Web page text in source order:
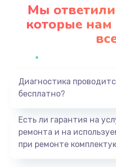
Мы
которые
Диагностика
бесплатно?
Есть ли гарантия на
ремонта и на
при ремонте